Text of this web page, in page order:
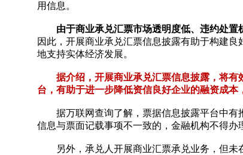
用信息。
由于商业承兑汇票市场透明度低、违约处置
因此，开展商业承兑汇票信息披露有助于构建
地支持实体经济发展。
据介绍，开展商业承兑汇票信息披露，将
台，有助于进一步降低资信良好企业的融资成本
据万联网查询了解，票据信息披露平台中
信息与票面记载事项不一致的，金融机构不得办
另外，承兑人开展商业汇票承兑业务，但